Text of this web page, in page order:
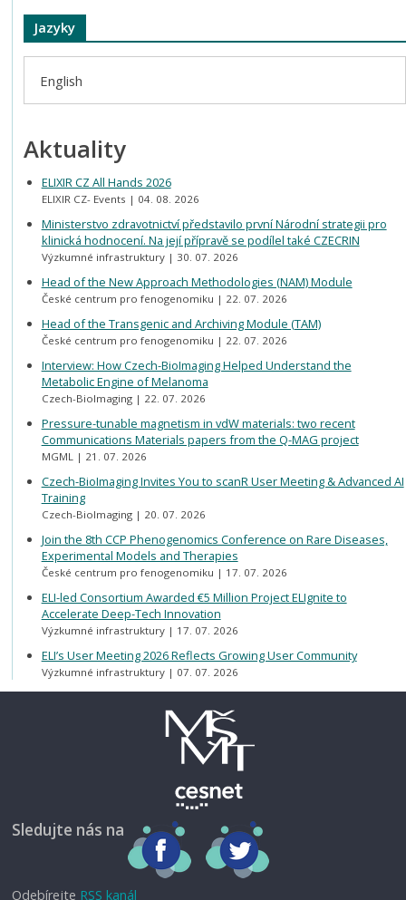
Jazyky
English
Aktuality
ELIXIR CZ All Hands 2026
ELIXIR CZ- Events 04. 08. 2026
Ministerstvo zdravotnictví představilo první Národní strategii pro
klinická hodnocení. Na její přípravě se podílel také CZECRIN
Výzkumné infrastruktury 30. 07. 2026
Head of the New Approach Methodologies (NAM) Module
České centrum pro fenogenomiku 22. 07. 2026
Head of the Transgenic and Archiving Module (TAM)
České centrum pro fenogenomiku 22. 07. 2026
Interview: How Czech-BioImaging Helped Understand the
Metabolic Engine of Melanoma
Czech-BioImaging 22. 07. 2026
Pressure-tunable magnetism in vdW materials: two recent
Communications Materials papers from the Q-MAG project
MGML 21. 07. 2026
Czech-BioImaging Invites You to scanR User Meeting & Advanced AI
Training
Czech-BioImaging 20. 07. 2026
Join the 8th CCP Phenogenomics Conference on Rare Diseases,
Experimental Models and Therapies
České centrum pro fenogenomiku 17. 07. 2026
ELI-led Consortium Awarded €5 Million Project ELIgnite to
Accelerate Deep-Tech Innovation
Výzkumné infrastruktury 17. 07. 2026
ELI’s User Meeting 2026 Reflects Growing User Community
Výzkumné infrastruktury 07. 07. 2026
Sledujte nás na
Odebírejte RSS kanál